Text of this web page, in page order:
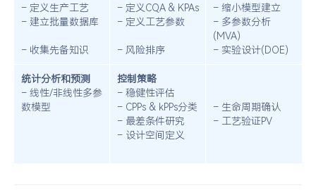
– 定义生产工艺
– 定义CQA & KPAs
– 缩小模型建立
– 建立批量数据库
– 定义工艺参数
– 多参数分析
(MVA)
– 收集先备知识
– 风险排序 – 实验设计(DOE)
统计分析和预测
控制策略
– 线性/非线性多参
数模型
– 稳健性评估
– CPPs & kPPs分类
– 生命周期确认
– 最差条件研究
– 工艺验证PV
– 设计空间定义